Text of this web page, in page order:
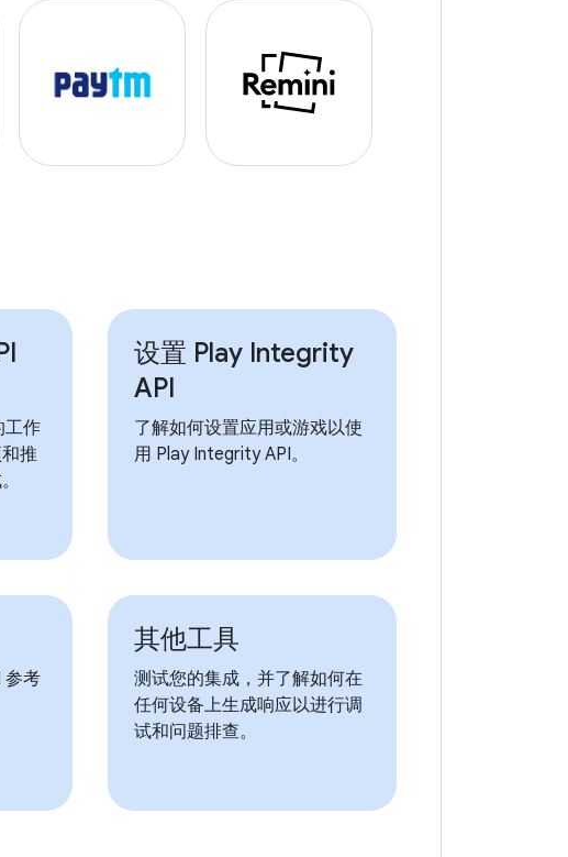
工作
推
设置 Play Integrity
API
了解如何设置应用或游戏以使
用 Play Integrity API。
参考
其他工具
测试您的集成，并了解如何在
任何设备上生成响应以进行调
试和问题排查。